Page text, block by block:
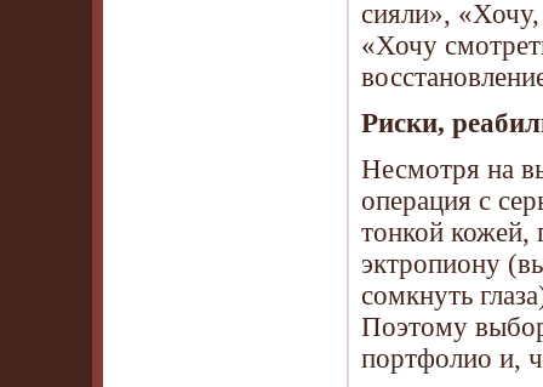
сияли»,
«Хочу
Риски,
Несмотря на
операция с
тонкой кожей,
эктропиону
сомкнуть
Поэтому
портфолио и,